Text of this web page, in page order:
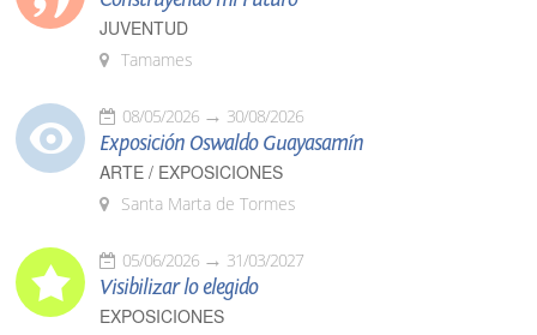
JUVENTUD
Tamames
08/05/2026 30/08/2026
Exposición Oswaldo Guayasamín
ARTE / EXPOSICIONES
Santa Marta de Tormes
05/06/2026 31/03/2027
Visibilizar lo elegido
EXPOSICIONES